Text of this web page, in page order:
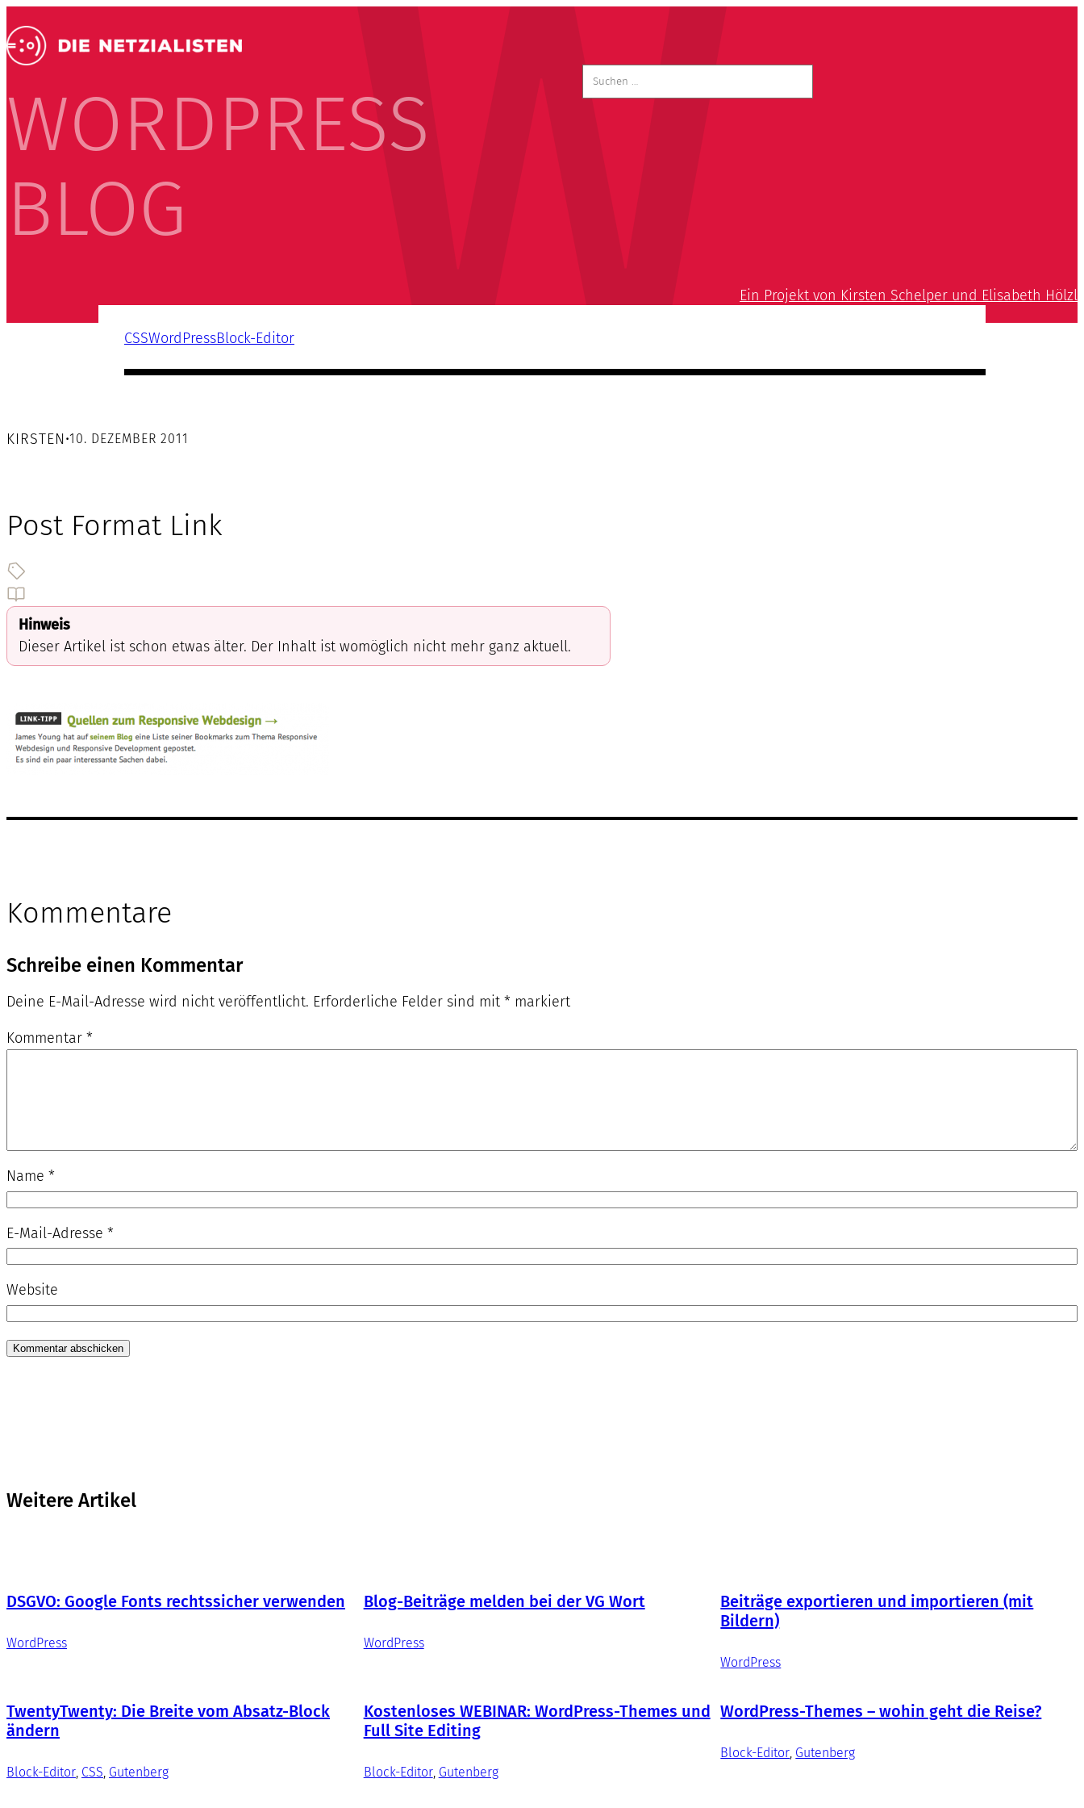
WORDPRESS
BLOG
nach:
Ein Projekt von Kirsten Schelper und Elisabeth Hölzl
CSSWordPressBlock-Editor
KIRSTEN•10. DEZEMBER 2011
Post Format Link
Hinweis
Dieser Artikel ist schon etwas älter. Der Inhalt ist womöglich nicht mehr ganz aktuell.
Kommentare
Schreibe einen Kommentar
Deine E-Mail-Adresse wird nicht veröffentlicht. Erforderliche Felder sind mit * markiert
Kommentar *
Name *
E-Mail-Adresse *
Website
Weitere Artikel
DSGVO: Google Fonts rechtssicher verwenden
WordPress
Blog-Beiträge melden bei der VG Wort
WordPress
Beiträge exportieren und importieren (mit
Bildern)
WordPress
TwentyTwenty: Die Breite vom Absatz-Block
ändern
Block-Editor, CSS, Gutenberg
Kostenloses WEBINAR: WordPress-Themes und
Full Site Editing
Block-Editor, Gutenberg
WordPress-Themes – wohin geht die Reise?
Block-Editor, Gutenberg